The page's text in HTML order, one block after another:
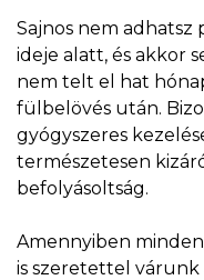
Sajnos nem adhatsz
ideje alatt, és akkor
nem telt el hat
fülbelövés után.
gyógyszeres
természetesen
befolyásoltság.
Amennyiben
is szeretettel